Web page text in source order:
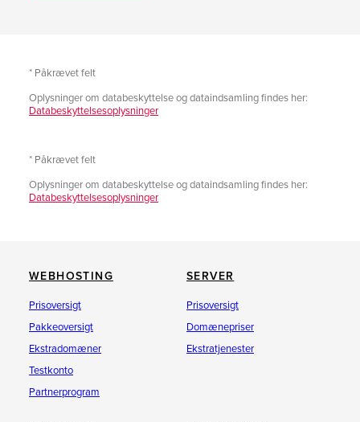
* Påkrævet felt
Oplysninger om databeskyttelse og dataindsamling findes her:
Databeskyttelsesoplysninger
* Påkrævet felt
Oplysninger om databeskyttelse og dataindsamling findes her:
Databeskyttelsesoplysninger
WEBHOSTING
Prisoversigt
Pakkeoversigt
Ekstradomæner
Testkonto
Partnerprogram
SERVER
Prisoversigt
Domænepriser
Ekstratjenester